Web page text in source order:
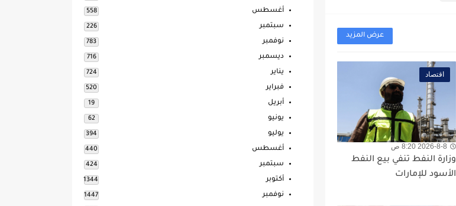
عرض المزيد
اقتصاد
2026-8-8 8:20 ص
وزارة النفط تنفي بيع النفط
الأسود للإمارات
أغسطس 558
سبتمبر 226
نوفمبر 783
ديسمبر 716
يناير 724
فبراير 520
أبريل 19
يونيو 62
يوليو 394
أغسطس 440
سبتمبر 424
أكتوبر 1344
نوفمبر 1447